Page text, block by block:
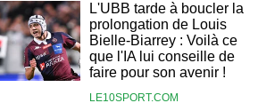
L'UBB tarde à boucler la
prolongation de Louis
Bielle-Biarrey : Voilà ce
que l'IA lui conseille de
faire pour son avenir !
LE10SPORT.COM